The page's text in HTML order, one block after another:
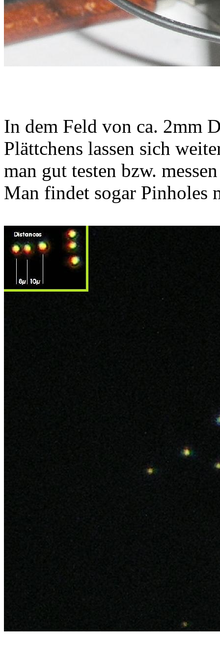
In dem Feld von ca. 2mm
Plättchens lassen sich
man gut testen bzw.
Man findet sogar